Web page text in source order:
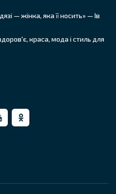
— жінка, яка її носить» — Ів
краса, мода і стиль для